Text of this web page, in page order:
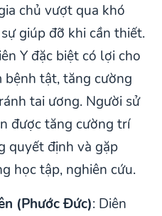
chủ vượt qua khó
giúp đỡ khi cần thiết.
Y đặc biệt có lợi cho
bệnh tật, tăng cường
tai ương. Người sử
được tăng cường trí
quyết định và gặp
học tập, nghiên cứu.
(Phước Đức): Diên